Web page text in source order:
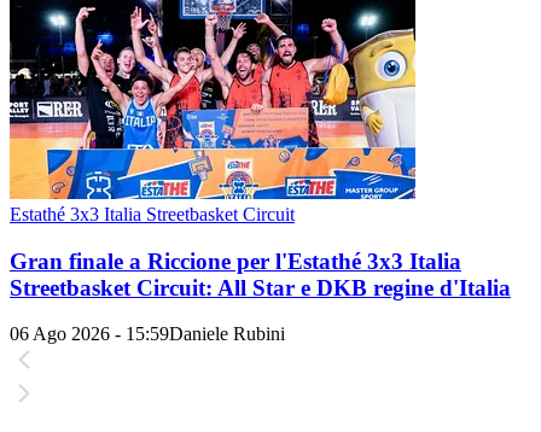
Estathé 3x3 Italia Streetbasket Circuit
Gran finale a Riccione per l'Estathé 3x3 Italia
Streetbasket Circuit: All Star e DKB regine d'Italia
06 Ago 2026 - 15:59Daniele Rubini